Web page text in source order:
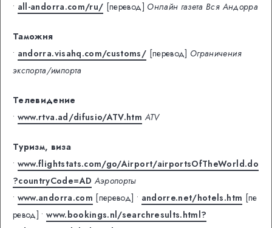
• all-andorra.com/ru/ [перевод] Онлайн газета Вся Андорра
Таможня
• andorra.visahq.com/customs/ [перевод] Ограничения
экспорта/импорта
Телевидение
• www.rtva.ad/difusio/ATV.htm ATV
Туризм, виза
• www.flightstats.com/go/Airport/airportsOfTheWorld.do
?countryCode=AD Аэропорты
• www.andorra.com [перевод] • andorre.net/hotels.htm [пе
ревод] •www.bookings.nl/searchresults.html?